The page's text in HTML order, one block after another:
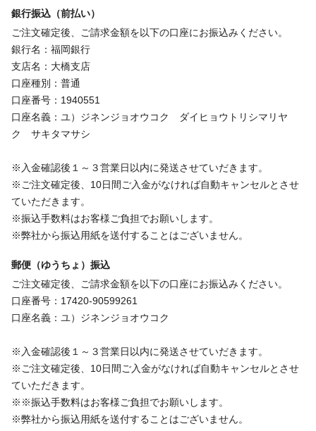
銀行振込（前払い）
ご注文確定後、ご請求金額を以下の口座にお振込みください。
銀行名：福岡銀行
支店名：大橋支店
口座種別：普通
口座番号：1940551
口座名義：ユ）ジネンジョオウコク ダイヒョウトリシマリヤ
ク サキタマサシ
※入金確認後１～３営業日以内に発送させていだきます。
※ご注文確定後、10日間ご入金がなければ自動キャンセルとさせ
ていただきます。
※振込手数料はお客様ご負担でお願いします。
※弊社から振込用紙を送付することはございません。
郵便（ゆうちょ）振込
ご注文確定後、ご請求金額を以下の口座にお振込みください。
口座番号：17420-90599261
口座名義：ユ）ジネンジョオウコク
※入金確認後１～３営業日以内に発送させていだきます。
※ご注文確定後、10日間ご入金がなければ自動キャンセルとさせ
ていただきます。
※※振込手数料はお客様ご負担でお願いします。
※弊社から振込用紙を送付することはございません。